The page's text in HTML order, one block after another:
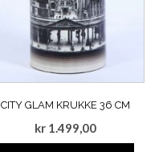
CITY GLAM KRUKKE 36 CM
kr 1.499,00